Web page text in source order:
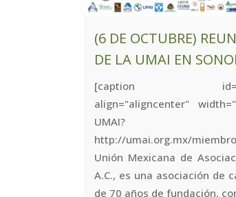
(6 DE OCTUBRE)
DE LA UMAI EN
[caption
align="aligncenter"
UMAI?
http://umai.org.mx/
Unión Mexicana de
A.C., es una asociación de
de 70 años de fundación,